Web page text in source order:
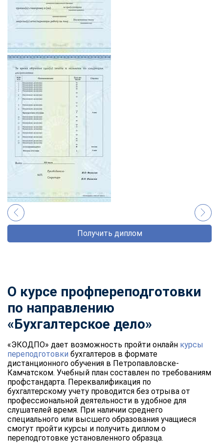
Получить диплом
О курсе профпереподготовки
по направлению
«Бухгалтерское дело»
«ЭКОДПО» дает возможность пройти онлайн курсы
переподготовки бухгалтеров в формате
дистанционного обучения в Петропавловске-
Камчатском. Учебный план составлен по требованиям
профстандарта. Переквалификация по
бухгалтерскому учету проводится без отрыва от
профессиональной деятельности в удобное для
слушателей время. При наличии среднего
специального или высшего образования учащиеся
смогут пройти курсы и получить диплом о
переподготовке установленного образца.